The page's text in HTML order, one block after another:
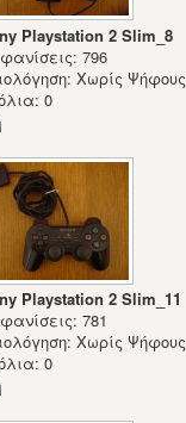
Playstation 2 Slim_8
796
Χωρίς Ψήφους
0
Playstation 2 Slim_11
781
Χωρίς Ψήφους
0